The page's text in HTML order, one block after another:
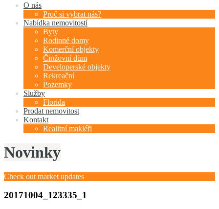
O nás
Proč si vybrat nás?
Nabídka nemovitostí
Byty
Rodinné domy
Komerční objekty
Činžovní dům
Developerské objekty
Rekreační
Pozemky
Služby
Florida
Prodat nemovitost
Kontakt
Realitní makléři
Novinky
Check out market updates
20171004_123335_1